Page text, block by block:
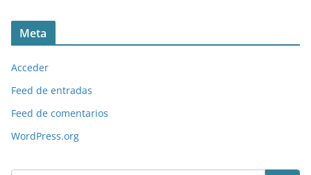
Meta
Acceder
Feed de entradas
Feed de comentarios
WordPress.org